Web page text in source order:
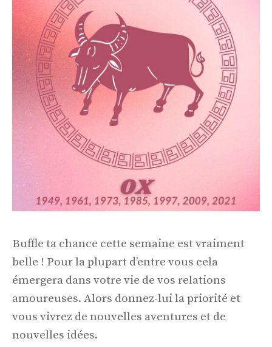
Buffle ta chance cette semaine est vraiment
belle ! Pour la plupart d’entre vous cela
émergera dans votre vie de vos relations
amoureuses. Alors donnez-lui la priorité et
vous vivrez de nouvelles aventures et de
nouvelles idées.